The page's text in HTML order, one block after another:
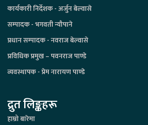
कार्यकारी निर्देशक - अर्जुन बेल्वासे
सम्पादक - भगवती न्यौपाने
प्रधान सम्पादक - नवराज बेल्वासे
प्रविधिक प्रमुख – पवनराज पाण्डे
व्यवस्थापक - प्रेम नारायण पाण्डे
द्रुत लिङ्कहरू
हाम्रो बारेमा